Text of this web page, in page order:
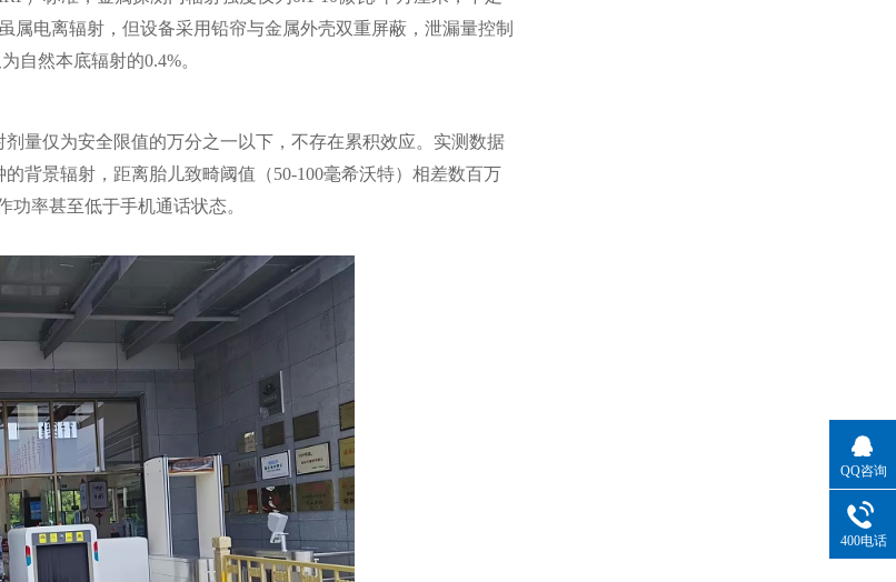
电离辐射，但设备采用铅帘与金属外壳双重屏蔽，泄漏量控制
自然本底辐射的0.4%。
量仅为安全限值的万分之一以下，不存在累积效应。实测数据
背景辐射，距离胎儿致畸阈值（50-100毫希沃特）相差数百万
率甚至低于手机通话状态。
QQ咨询
400电话